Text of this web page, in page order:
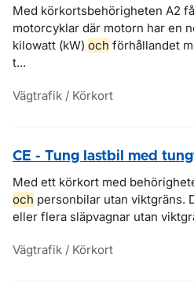
Med körkortsbehörigheten A2
motorcyklar där motorn har en
kilowatt (kW) och förhållandet
t...
Vägtrafik / Körkort
CE - Tung lastbil med
Med ett körkort med
och personbilar utan viktgräns.
eller flera släpvagnar utan
Vägtrafik / Körkort